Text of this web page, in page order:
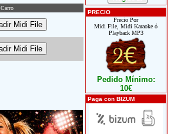
Carro
PRECIO
Precio Por
Midi File, Midi Karaoke ó
Playback MP3
Pedido Mínimo:
10€
Paga con BIZUM